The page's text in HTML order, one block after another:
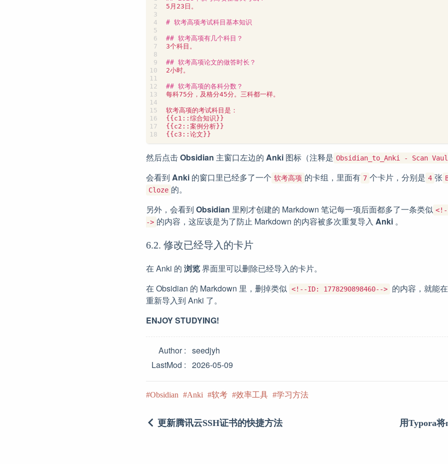
然后点击Obsidian 主窗口左边的 Anki 图标（注释是 Obsidian_to_Anki - Scan
会看到 Anki 的窗口里已经多了一个 软考高项 的卡组，里面有 7 个卡片，分别是 4 张
Cloze 的。
另外，会看到 Obsidian 里刚才创建的 Markdown 笔记每一项后面都多了一条类似
-> 的内容，这应该是为了防止 Markdown 的内容被多次重复导入 Anki 。
6.2. 修改已经导入的卡片
在 Anki 的 浏览界面里可以删除已经导入的卡片。
在 Obsidian 的 Markdown 里，删掉类似 <!--ID: 1778290898460-->
的内容，就能
重新导入到 Anki 了。
ENJOY STUDYING!
Author
seedjyh
LastMod
2026-05-09
Obsidian Anki 软考 效率工具 学习方法
更新腾讯云SSH证书的快捷方法 用Typora